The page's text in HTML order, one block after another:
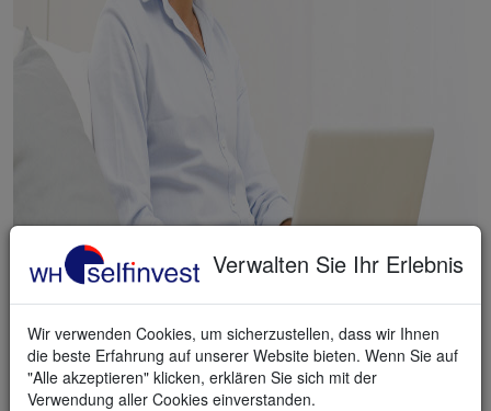
DAS KONTO FÜR ANLEGER
33 Länder, 55 Börsenplätze, 1.200.000
Instrumente
Verwalten Sie Ihr Erlebnis
Wir verwenden Cookies, um sicherzustellen, dass wir Ihnen
die beste Erfahrung auf unserer Website bieten. Wenn Sie auf
"Alle akzeptieren" klicken, erklären Sie sich mit der
Verwendung aller Cookies einverstanden.